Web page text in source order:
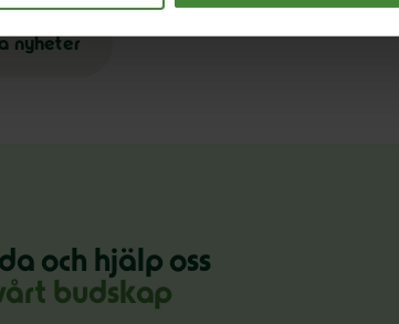
nyheter
och hjälp oss
budskap